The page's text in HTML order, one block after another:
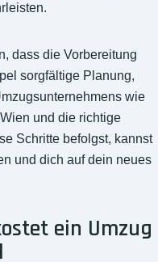
dass die Vorbereitung
sorgfältige Planung,
wie
und die richtige
Schritte befolgst, kannst
und dich auf dein neues
ein Umzug